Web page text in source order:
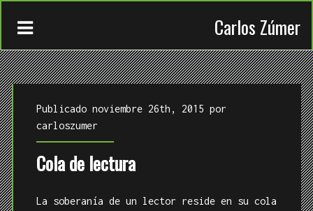
Carlos Zúmer
CONTACTO
TRABAJOS
Publicado noviembre 26th, 2015 por
carloszumer
Cola de lectura
La soberanía de un lector reside en su cola